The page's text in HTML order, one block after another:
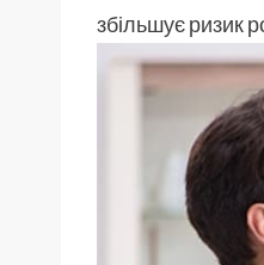
збільшує ризик